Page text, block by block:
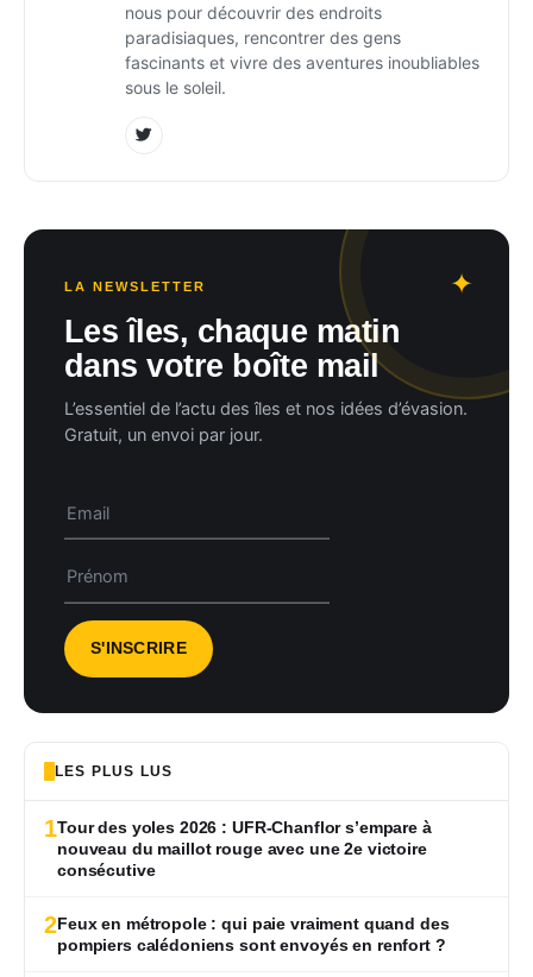
nous pour découvrir des endroits
paradisiaques, rencontrer des gens
fascinants et vivre des aventures inoubliables
sous le soleil.
LA NEWSLETTER
Les îles, chaque matin
dans votre boîte mail
L’essentiel de l’actu des îles et nos idées d’évasion.
Gratuit, un envoi par jour.
LES PLUS LUS
1Tour des yoles 2026 : UFR-Chanflor s’empare à
nouveau du maillot rouge avec une 2e victoire
consécutive
2Feux en métropole : qui paie vraiment quand des
pompiers calédoniens sont envoyés en renfort ?